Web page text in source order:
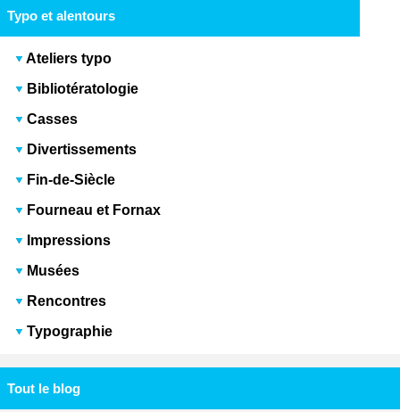
Typo et alentours
Ateliers typo
Bibliotératologie
Casses
Divertissements
Fin-de-Siècle
Fourneau et Fornax
Impressions
Musées
Rencontres
Typographie
Tout le blog